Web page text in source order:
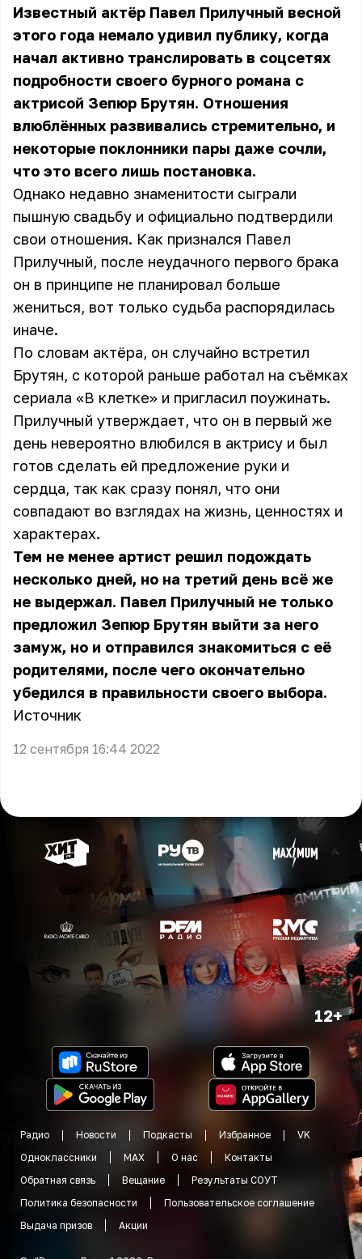
Известный актёр Павел Прилучный весной
этого года немало удивил публику, когда
начал активно транслировать в соцсетях
подробности своего бурного романа с
актрисой Зепюр Брутян. Отношения
влюблённых развивались стремительно, и
некоторые поклонники пары даже сочли,
что это всего лишь постановка.
Однако недавно знаменитости сыграли
пышную свадьбу и официально подтвердили
свои отношения. Как признался Павел
Прилучный, после неудачного первого брака
он в принципе не планировал больше
жениться, вот только судьба распорядилась
иначе.
По словам актёра, он случайно встретил
Брутян, с которой раньше работал на съёмках
сериала «В клетке» и пригласил поужинать.
Прилучный утверждает, что он в первый же
день невероятно влюбился в актрису и был
готов сделать ей предложение руки и
сердца, так как сразу понял, что они
совпадают во взглядах на жизнь, ценностях и
характерах.
Тем не менее артист решил подождать
несколько дней, но на третий день всё же
не выдержал. Павел Прилучный не только
предложил Зепюр Брутян выйти за него
замуж, но и отправился знакомиться с её
родителями, после чего окончательно
убедился в правильности своего выбора.
Источник
12 сентября 16:44 2022
12+
Радио Новости Подкасты Избранное
VK
Одноклассники
MAX О нас
Контакты
Обратная связь
Вещание
Результаты СОУТ
Политика безопасности
Пользовательское соглашение
Выдача призов
Акции